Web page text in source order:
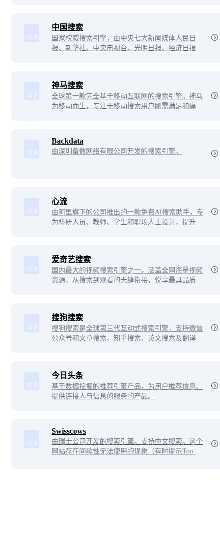
中国搜索
国家权威搜索引擎，由中央七大新闻媒体人民日
报、新华社、中央电视台、光明日报、经济日报、
神马搜索
全球第一款完全基于移动互联网的搜索引擎。神马
为移动而生，专注于移动搜索用户刚需满足和痛点
Backdata
由深圳备数网络有限公司开发的搜索引擎。
心流
由阿里旗下的公司推出的一款免费AI搜索助手，专
为科研人员、教师、学生和职场人士设计，提升工
爱奇艺搜索
国内最大的视频搜索引擎之一，涵盖全网海量视频
资源，从搜索到观看的无缝衔接，悦享最具品质的
搜狗搜索
搜狗搜索是全球第三代互动式搜索引擎，支持微信
公众号和文章搜索、知乎搜索、英文搜索及翻译
今日头条
基于数据挖掘的推荐引擎产品，为用户推荐信息、
提供连接人与信息的服务的产品。
Swisscows
由瑞士公司开发的搜索引擎。支持中文搜索。这个
网站存在间歇性无法使用的现象（有时提示Too ma